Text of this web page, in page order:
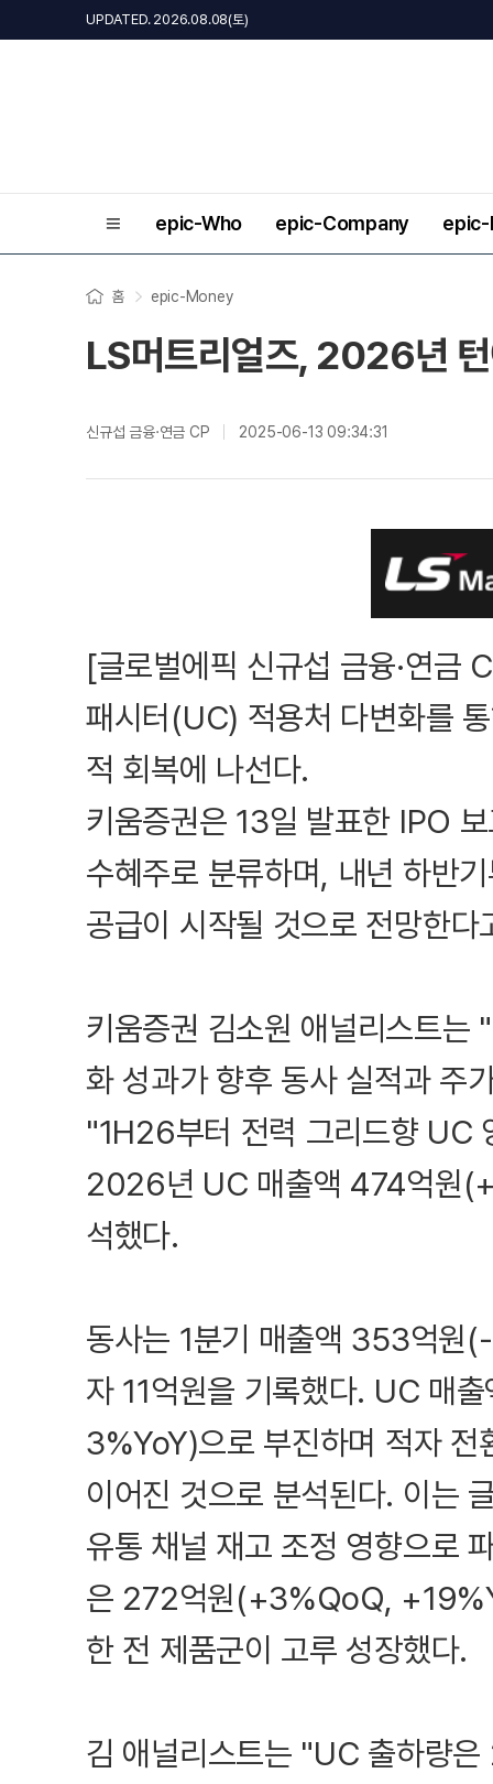
UPDATED. 2026.08.08(토)
epic-Who epic-Company
홈 epic-Money
LS머트리얼즈, 2026년 턴
신규섭 금융·연금 CP 2025-06-13 09:34:31
[글로벌에픽 신규섭 금융·연금
패시터(UC) 적용처 다변화를
적 회복에 나선다.
키움증권은 13일 발표한 IPO
수혜주로 분류하며, 내년 하반
공급이 시작될 것으로 전망한다
키움증권 김소원 애널리스트는
화 성과가 향후 동사 실적과 주
"1H26부터 전력 그리드향 UC
2026년 UC 매출액 474억원
석했다.
동사는 1분기 매출액 353억
자 11억원을 기록했다. UC 매
3%YoY)으로 부진하며 적자 전
이어진 것으로 분석된다. 이는
유통 채널 재고 조정 영향으로
은 272억원(+3%QoQ,
한 전 제품군이 고루 성장했다.
김 애널리스트는 "UC 출하량